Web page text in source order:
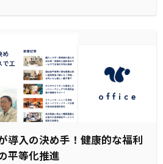
導入の決め手！健康的な福利
平等化推進